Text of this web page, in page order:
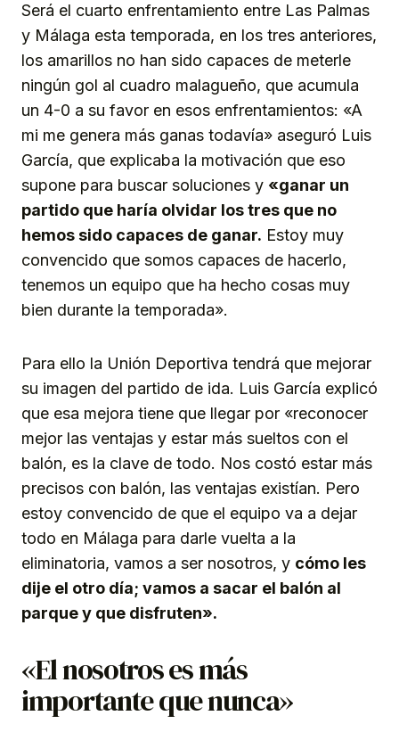
Será el cuarto enfrentamiento entre Las Palmas
y Málaga esta temporada, en los tres anteriores,
los amarillos no han sido capaces de meterle
ningún gol al cuadro malagueño, que acumula
un 4-0 a su favor en esos enfrentamientos: «A
mi me genera más ganas todavía» aseguró Luis
García, que explicaba la motivación que eso
supone para buscar soluciones y «ganar un
partido que haría olvidar los tres que no
hemos sido capaces de ganar. Estoy muy
convencido que somos capaces de hacerlo,
tenemos un equipo que ha hecho cosas muy
bien durante la temporada».
Para ello la Unión Deportiva tendrá que mejorar
su imagen del partido de ida. Luis García explicó
que esa mejora tiene que llegar por «reconocer
mejor las ventajas y estar más sueltos con el
balón, es la clave de todo. Nos costó estar más
precisos con balón, las ventajas existían. Pero
estoy convencido de que el equipo va a dejar
todo en Málaga para darle vuelta a la
eliminatoria, vamos a ser nosotros, y cómo les
dije el otro día; vamos a sacar el balón al
parque y que disfruten».
«El nosotros es más
importante que nunca»